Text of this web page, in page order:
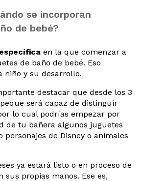
se incorporan
de bebé?
en la que comenzar a
de baño de bebé. Eso
niño y su desarrollo.
destacar que desde los 3
será capaz de distinguir
lo cual podrías empezar por
de tu bañera algunos juguetes
personajes de Disney o animales
ya estará listo o en proceso de
sus propias manos. Ese es,